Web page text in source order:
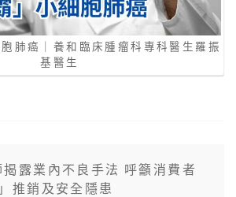
胞肺癌｜養和臨床腫瘤科專科醫生羅振
基醫生
露業內不良手法 呼籲消費者
推銷及安全隱患